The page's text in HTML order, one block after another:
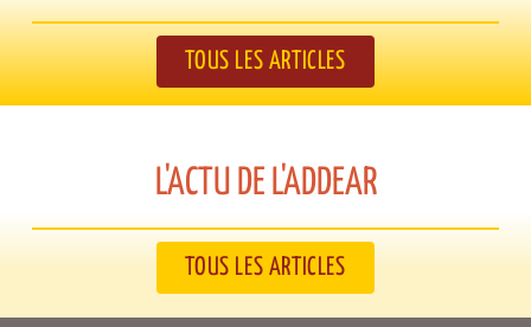
TOUS LES ARTICLES
L'ACTU DE L'ADDEAR​
TOUS LES ARTICLES